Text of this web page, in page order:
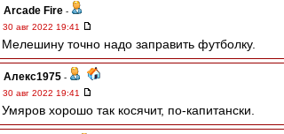
Arcade Fire -
30 авг 2022 19:41
Мелешину точно надо заправить футболку.
Алекс1975 -
30 авг 2022 19:41
Умяров хорошо так косячит, по-капитански.